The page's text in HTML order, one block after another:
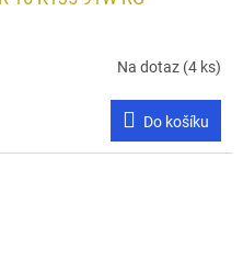
Na dotaz (4 ks)
Do košíku